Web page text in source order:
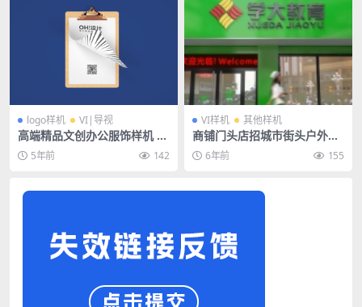
logo样机 VI|导视
高端精品文创办公服饰样机 —
a4纸张文件夹
5年前 142
VI样机 其他样机
商铺门头店招城市街头户外墙
面广告样机场景展示PSD智能
贴图素材
6年前 155